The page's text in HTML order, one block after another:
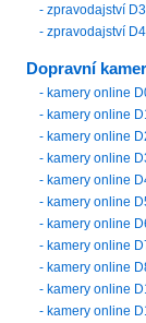
- zpravodajství
- zpravodajství
Dopravní
- kamery online
- kamery online
- kamery online
- kamery online
- kamery online
- kamery online
- kamery online
- kamery online
- kamery online
- kamery online
- kamery online